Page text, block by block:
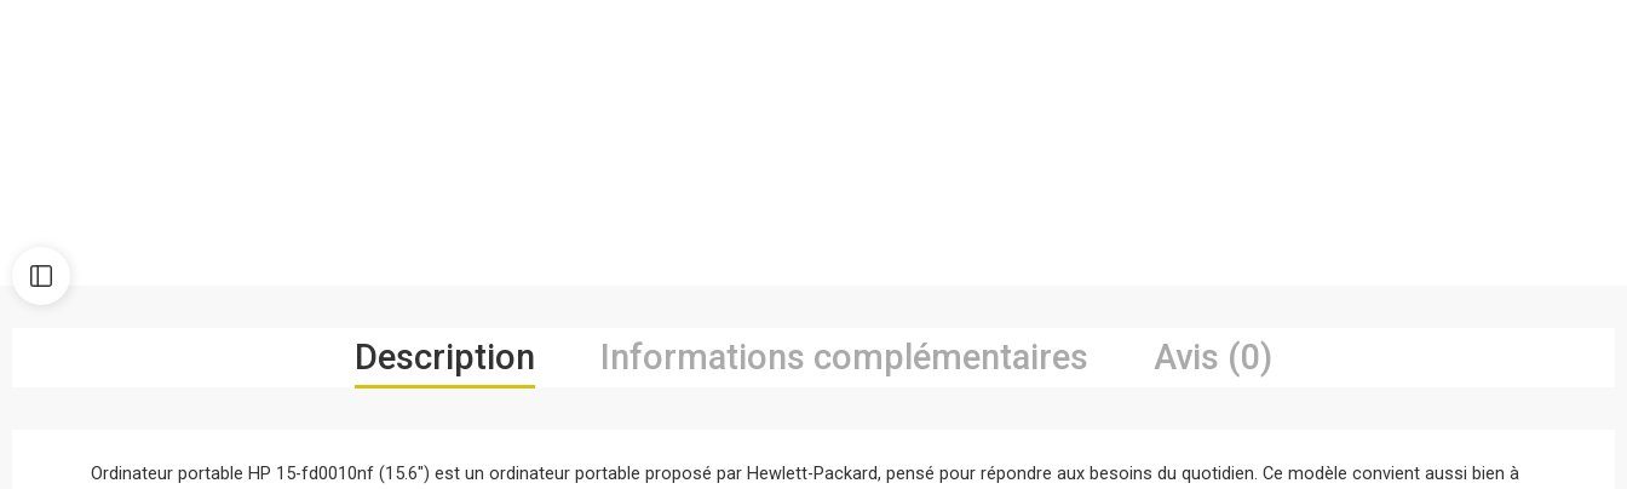
Description Informations complémentaires Avis (0)
Ordinateur portable HP 15-fd0010nf (15.6″) est un ordinateur portable proposé par Hewlett-Packard, pensé pour répondre aux besoins du quotidien. Ce modèle convient aussi bien à